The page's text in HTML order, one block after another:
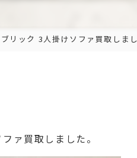
リック 3人掛けソファ買取しまし
ァ買取しました。